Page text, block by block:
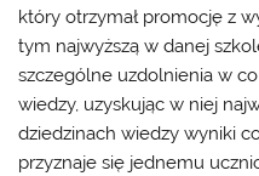
który otrzymał promocję z
tym najwyższą w danej
szczególne uzdolnienia w
wiedzy, uzyskując w niej
dziedzinach wiedzy wyniki
przyznaje się jednemu